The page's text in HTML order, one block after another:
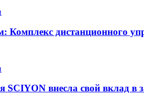
Комплекс дистанционного
SCIYON внесла свой вклад в